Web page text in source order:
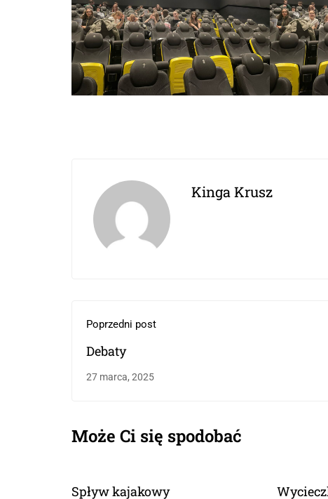
Kinga Krusz
Poprzedni post
Debaty
27 marca, 2025
Może Ci się spodobać
Spływ kajakowy